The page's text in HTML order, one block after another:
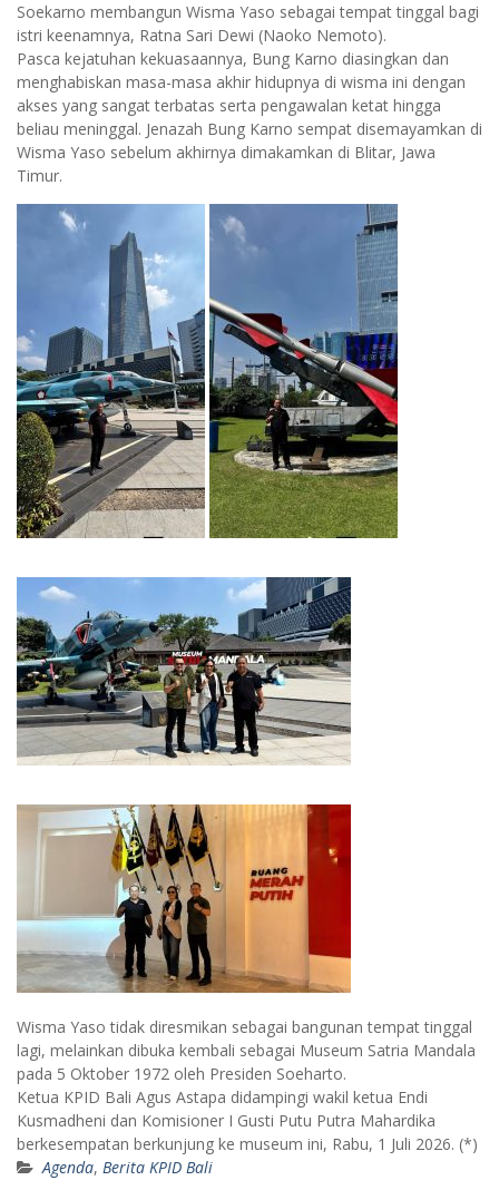
Soekarno membangun Wisma Yaso sebagai tempat tinggal bagi
istri keenamnya, Ratna Sari Dewi (Naoko Nemoto).
Pasca kejatuhan kekuasaannya, Bung Karno diasingkan dan
menghabiskan masa-masa akhir hidupnya di wisma ini dengan
akses yang sangat terbatas serta pengawalan ketat hingga
beliau meninggal. Jenazah Bung Karno sempat disemayamkan di
Wisma Yaso sebelum akhirnya dimakamkan di Blitar, Jawa
Timur.
Wisma Yaso tidak diresmikan sebagai bangunan tempat tinggal
lagi, melainkan dibuka kembali sebagai Museum Satria Mandala
pada 5 Oktober 1972 oleh Presiden Soeharto.
Ketua KPID Bali Agus Astapa didampingi wakil ketua Endi
Kusmadheni dan Komisioner I Gusti Putu Putra Mahardika
berkesempatan berkunjung ke museum ini, Rabu, 1 Juli 2026. (*)
Agenda, Berita KPID Bali